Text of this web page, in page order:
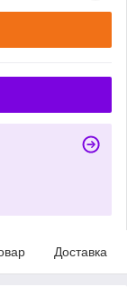
Доставка